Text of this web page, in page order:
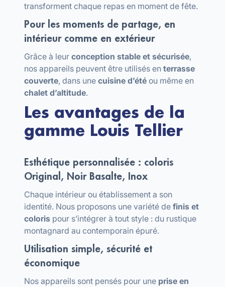
transforment chaque repas en moment de fête.
Pour les moments de partage, en
intérieur comme en extérieur
Grâce à leur conception stable et sécurisée,
nos appareils peuvent être utilisés en terrasse
couverte, dans une cuisine d’été ou même en
chalet d’altitude.
Les avantages de la
gamme Louis Tellier
Esthétique personnalisée : coloris
Original, Noir Basalte, Inox
Chaque intérieur ou établissement a son
identité. Nous proposons une variété de finis et
coloris pour s’intégrer à tout style : du rustique
montagnard au contemporain épuré.
Utilisation simple, sécurité et
économique
Nos appareils sont pensés pour une prise en